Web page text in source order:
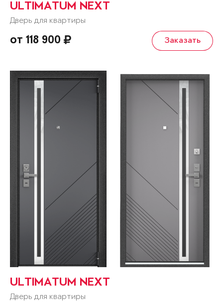
ULTIMATUM NEXT
Дверь для квартиры
от 118 900 Заказать
ULTIMATUM NEXT
Дверь для квартиры